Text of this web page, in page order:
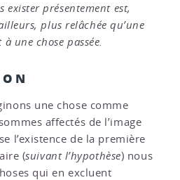
exister présentement est,
plus relâchée qu’une
une chose passée.
une chose comme
affectés de l’image
l’existence de la première
(suivant l’hypothèse) nous
qui en excluent